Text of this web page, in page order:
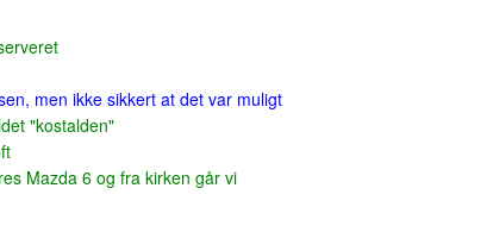
men ikke sikkert at det var muligt
"kostalden"
Mazda 6 og fra kirken går vi